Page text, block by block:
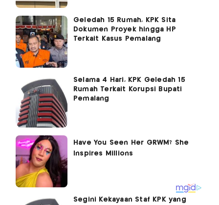
Geledah 15 Rumah, KPK Sita
Dokumen Proyek hingga HP
Terkait Kasus Pemalang
Selama 4 Hari, KPK Geledah 15
Rumah Terkait Korupsi Bupati
Pemalang
Segini Kekayaan Staf KPK yang